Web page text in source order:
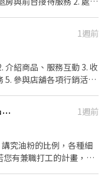
接待、上下行李與送備
1週前
介紹商品、服務互動 3. 收
5. 參與店舖各項行銷活動
提撥6% 2. 員工福利（員
【天吉屋】台北京站店-外場兼職(中班,晚班)-E02
1週前
究油粉的比例，各種細